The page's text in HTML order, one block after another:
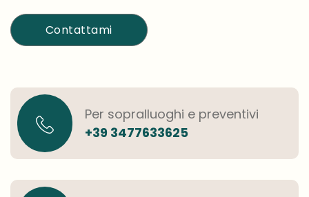
Contattami
Per sopralluoghi e preventivi
+39 3477633625